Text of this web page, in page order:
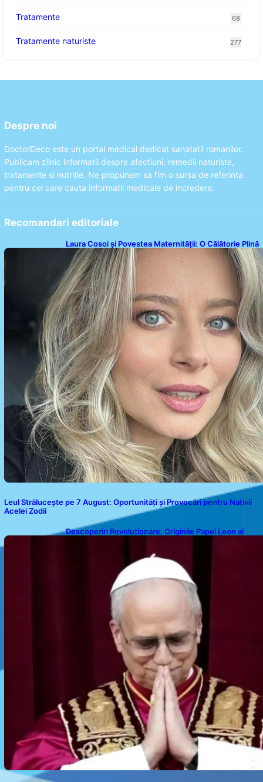
Tratamente 68
Tratamente naturiste 277
Despre noi
DoctorDeco este un portal medical dedicat sanatatii romanilor.
Publicam zilnic informatii despre afectiuni, remedii naturiste,
tratamente si nutritie. Ne propunem sa fim o sursa de referinta
pentru cei care cauta informatii medicale de incredere.
Recomandari editoriale
Laura Cosoi și Povestea Maternității: O Călătorie Plină
de Dragoste și Provocări
Leul Strălucește pe 7 August: Oportunități și Provocări pentru Nativii
Acelei Zodii
Descoperiri Revoluționare: Originile Papei Leon al